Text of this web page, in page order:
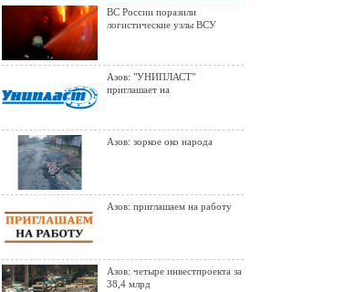
ВС России поразили
логистические узлы ВСУ
Азов: "УНИПЛАСТ"
приглашает на
Азов: зоркое око народа
Азов: приглашаем на работу
Азов: четыре инвестпроекта за
38,4 млрд